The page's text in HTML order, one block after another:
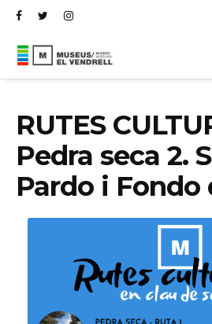
RUTES
Pedra seca 2.
Pardo i Fondo